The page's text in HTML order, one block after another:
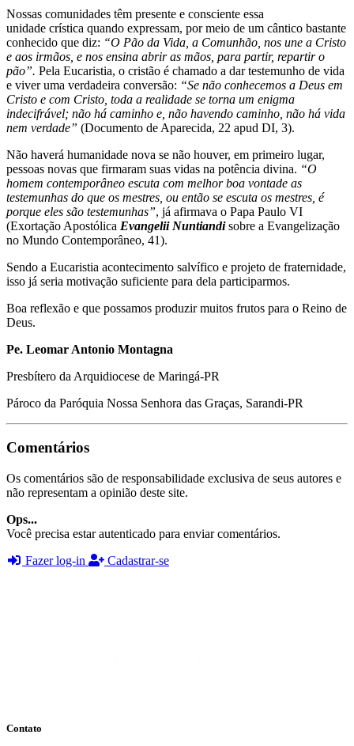
Nossas comunidades têm presente e consciente essa
unidade crística quando expressam, por meio de um cântico bastante
conhecido que diz: “O Pão da Vida, a Comunhão, nos une a Cristo
e aos irmãos, e nos ensina abrir as mãos, para partir, repartir o
pão”. Pela Eucaristia, o cristão é chamado a dar testemunho de vida
e viver uma verdadeira conversão: “Se não conhecemos a Deus em
Cristo e com Cristo, toda a realidade se torna um enigma
indecifrável; não há caminho e, não havendo caminho, não há vida
nem verdade” (Documento de Aparecida, 22 apud DI, 3).
Não haverá humanidade nova se não houver, em primeiro lugar,
pessoas novas que firmaram suas vidas na potência divina. “O
homem contemporâneo escuta com melhor boa vontade as
testemunhas do que os mestres, ou então se escuta os mestres, é
porque eles são testemunhas”, já afirmava o Papa Paulo VI
(Exortação Apostólica Evangelii Nuntiandisobre a Evangelização
no Mundo Contemporâneo, 41).
Sendo a Eucaristia acontecimento salvífico e projeto de fraternidade,
isso já seria motivação suficiente para dela participarmos.
Boa reflexão e que possamos produzir muitos frutos para o Reino de
Deus.
Pe. Leomar Antonio Montagna
Presbítero da Arquidiocese de Maringá-PR
Pároco da Paróquia Nossa Senhora das Graças, Sarandi-PR
Comentários
Os comentários são de responsabilidade exclusiva de seus autores e
não representam a opinião deste site.
Ops...
Você precisa estar autenticado para enviar comentários.
Fazer log-in
Cadastrar-se
Contato